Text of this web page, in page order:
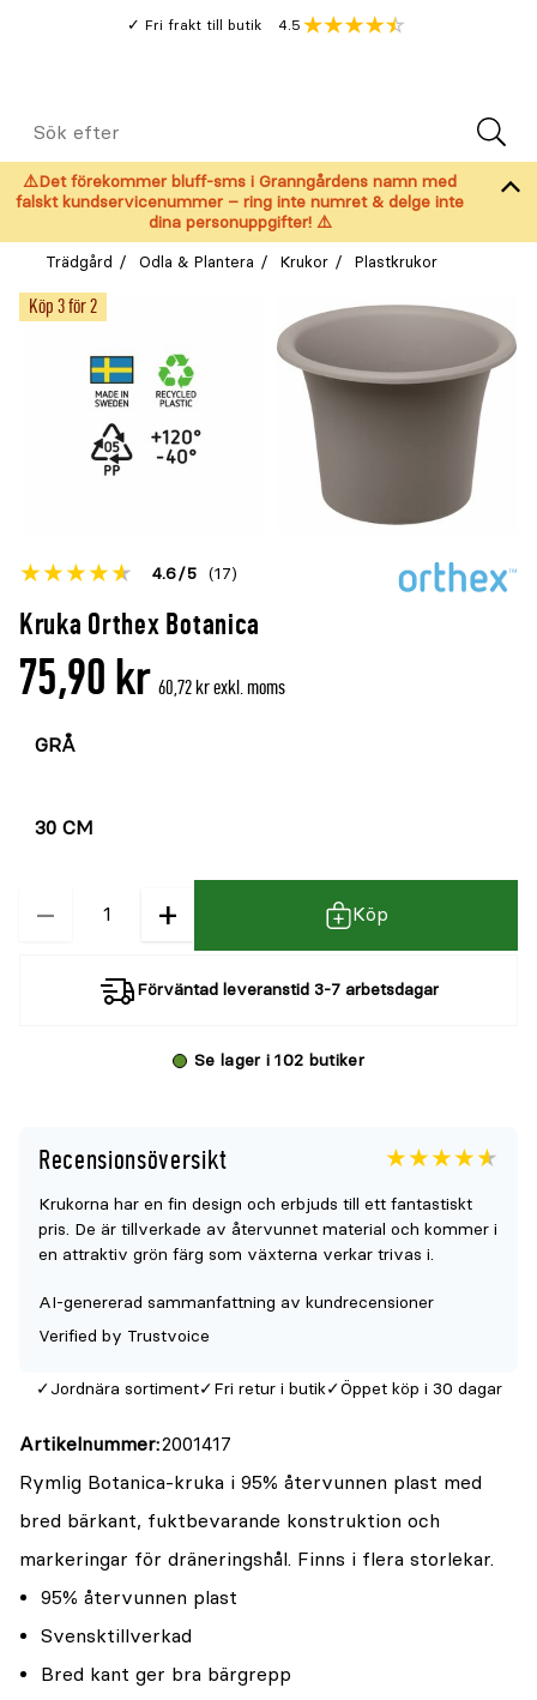
Fri frakt till butik
Genomsnitt
4.5
Meny
Sök
efter
⚠️Det förekommer bluff-sms i Granngårdens namn med
falskt kundservicenummer – ring inte numret & delge inte
dina personuppgifter! ⚠️
Trädgård Odla & Plantera Krukor Plastkrukor
Kruka Orthex Botanica
Betyget
denna
4.6 5 (17)
Öppna
75,90 kr 60,72 kr exkl. moms
−
Kvantitet + Köp
Förväntad leveranstid 3-7 arbetsdagar
Se lager i 102 butiker
Recensionsöversikt
Betyget
för
denna
är
4.6
5
Krukorna har en fin design och erbjuds till ett fantastiskt
pris. De är tillverkade av återvunnet material och kommer i
en attraktiv grön färg som växterna verkar trivas i.
AI-genererad sammanfattning av kundrecensioner
Verified by Trustvoice
Jordnära sortiment Fri retur i butik Öppet köp i 30 dagar
Artikelnummer 2001417
Rymlig Botanica-kruka i 95% återvunnen plast med
bred bärkant, fuktbevarande konstruktion och
markeringar för dräneringshål. Finns i flera storlekar.
95% återvunnen plast
Svensktillverkad
Bred kant ger bra bärgrepp
Köp 3 för 2